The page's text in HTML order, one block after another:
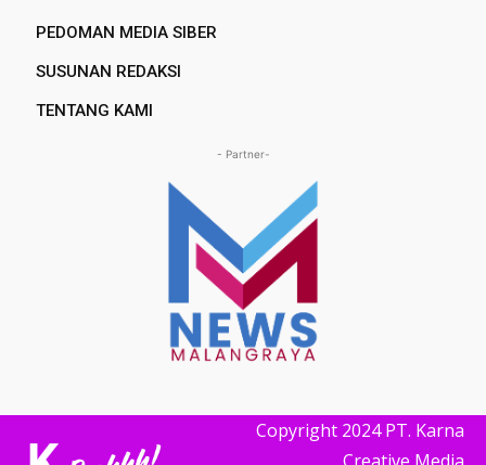
PEDOMAN MEDIA SIBER
SUSUNAN REDAKSI
TENTANG KAMI
- Partner-
Copyright 2024 PT. Karna
Creative Media